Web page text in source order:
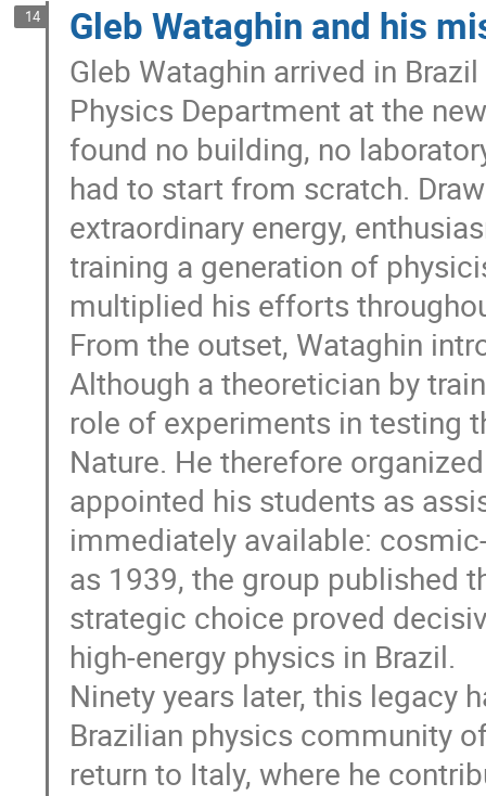
14 Gleb Wataghin and his
Gleb Wataghin arrived in
Physics Department at the
found no building, no
had to start from scratch.
extraordinary energy,
training a generation of
multiplied his efforts
From the outset, Wataghin
Although a theoretician by
role of experiments in testing
Nature. He therefore
appointed his students as
immediately available:
as 1939, the group published
strategic choice proved
high-energy physics in Brazil.
Ninety years later, this legacy
Brazilian physics community
return to Italy, where he